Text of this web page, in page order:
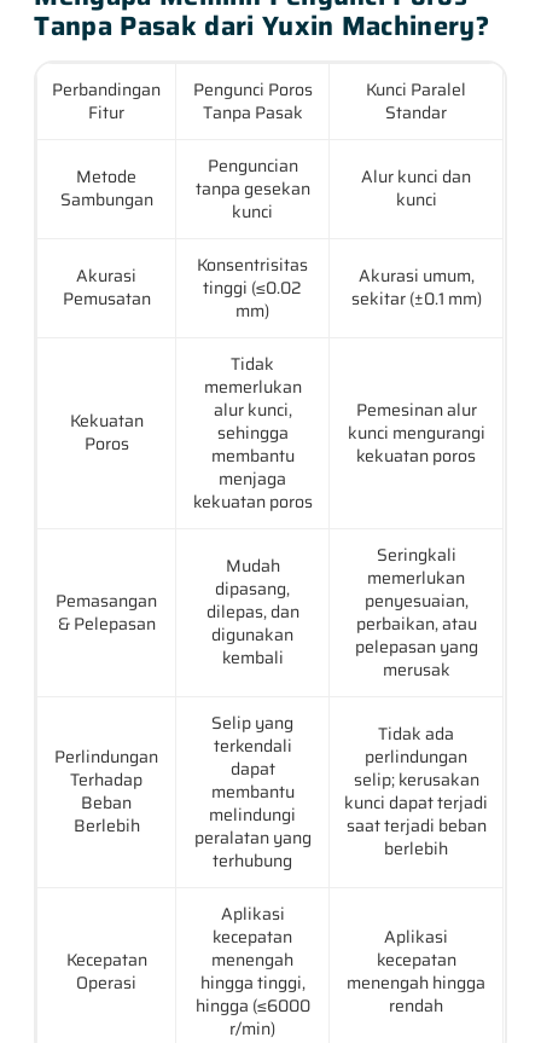
Tanpa Pasak dari Yuxin Machinery?
Perbandingan
Fitur
Pengunci Poros
Tanpa Pasak
Kunci Paralel
Standar
Metode
Sambungan
Penguncian
tanpa gesekan
kunci
Alur kunci dan
kunci
Akurasi
Pemusatan
Konsentrisitas
tinggi (≤0.02
mm)
Akurasi umum,
sekitar (±0.1 mm)
Kekuatan
Poros
Tidak
memerlukan
alur kunci,
sehingga
membantu
menjaga
kekuatan poros
Pemesinan alur
kunci mengurangi
kekuatan poros
Pemasangan
& Pelepasan
Mudah
dipasang,
dilepas, dan
digunakan
kembali
Seringkali
memerlukan
penyesuaian,
perbaikan, atau
pelepasan yang
merusak
Perlindungan
Terhadap
Beban
Berlebih
Selip yang
terkendali
dapat
membantu
melindungi
peralatan yang
terhubung
Tidak ada
perlindungan
selip; kerusakan
kunci dapat terjadi
saat terjadi beban
berlebih
Kecepatan
Operasi
Aplikasi
kecepatan
menengah
hingga tinggi,
hingga (≤6000
r/min)
Aplikasi
kecepatan
menengah hingga
rendah